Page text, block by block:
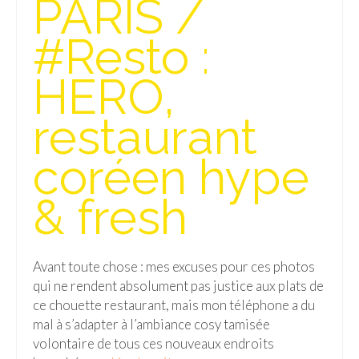
Isla del Sol
Lac Titicaca
Salar d’Uyuni
Sucre
Chili
Paraguay
Pérou
Machu Picchu
ASIE
Chine
PARIS /
#Resto :
HERO,
restaurant
coréen hype
& fresh
Avant toute chose : mes excuses pour ces photos
qui ne rendent absolument pas justice aux plats de
ce chouette restaurant, mais mon téléphone a du
mal à s’adapter à l’ambiance cosy tamisée
volontaire de tous ces nouveaux endroits